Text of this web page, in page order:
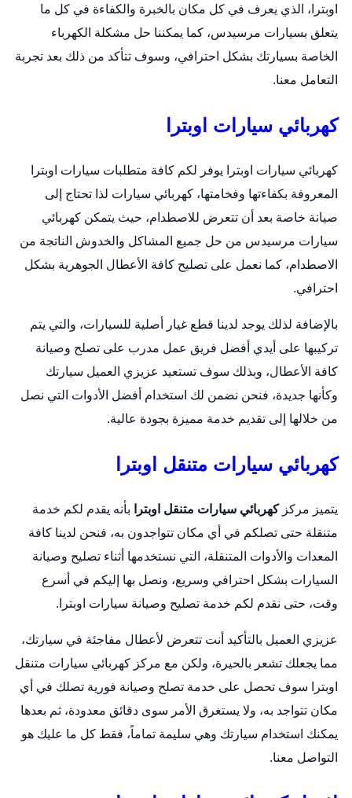
اوبترا، الذي يعرف في كل مكان بالخبرة والكفاءة في كل ما
يتعلق بسيارات مرسيدس، كما يمكننا حل مشكلة الكهرباء
الخاصة بسيارتك بشكل احترافي، وسوف تتأكد من ذلك بعد تجربة
التعامل معنا.
كهربائي سيارات اوبترا
كهربائي سيارات اوبترا يوفر لكم كافة متطلبات سيارات اوبترا
المعروفة بكفاءتها وفخامتها، كهربائي سيارات لذا تحتاج إلى
صيانة خاصة بعد أن تتعرض للاصطدام، حيث يتمكن كهربائي
سيارات مرسيدس من حل جميع المشاكل والخدوش الناتجة من
الاصطدام، كما نعمل على تصليح كافة الأعطال الجوهرية بشكل
احترافي.
بالإضافة لذلك يوجد لدينا قطع غيار أصلية للسيارات، والتي يتم
تركيبها على أيدي أفضل فريق عمل مدرب على تصلح وصيانة
كافة الأعطال، وبذلك سوف تستعيد عزيزي العميل سيارتك
وكأنها جديدة، فنحن نضمن لك استخدام أفضل الأدوات التي نصل
من خلالها إلى تقديم خدمة مميزة بجودة عالية.
كهربائي سيارات متنقل اوبترا
يتميز مركزكهربائي سيارات متنقل اوبترا
بأنه يقدم لكم خدمة
متنقلة حتى تصلكم في أي مكان تتواجدون به، فنحن لدينا كافة
المعدات والأدوات المتنقلة، التي نستخدمها أثناء تصليح وصيانة
السيارات بشكل احترافي وسريع، ونصل بها إليكم في أسرع
وقت، حتى نقدم لكم خدمة تصليح وصيانة سيارات اوبترا.
عزيزي العميل بالتأكيد أنت تتعرض لأعطال مفاجئة في سيارتك،
مما يجعلك تشعر بالحيرة، ولكن مع مركز كهربائي سيارات متنقل
اوبترا سوف تحصل على خدمة تصلح وصيانة فورية تصلك في أي
مكان تتواجد به، ولا يستغرق الأمر سوى دقائق معدودة، ثم بعدها
يمكنك استخدام سيارتك وهي سليمة تماماً، فقط كل ما عليك هو
التواصل معنا.